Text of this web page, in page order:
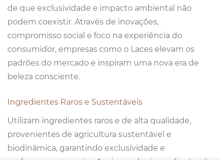
de que exclusividade e impacto ambiental não
podem coexistir. Através de inovações,
compromisso social e foco na experiência do
consumidor, empresas como o Laces elevam os
padrões do mercado e inspiram uma nova era de
beleza consciente.
Ingredientes Raros e Sustentáveis
Utilizam ingredientes raros e de alta qualidade,
provenientes de agricultura sustentável e
biodinâmica, garantindo exclusividade e